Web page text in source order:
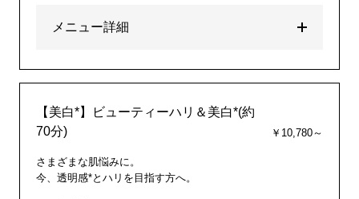
メニュー詳細
【美白*】ビューティーハリ＆美白*(約
70分)
￥10,780～
さまざまな肌悩みに。
今、透明感*とハリを目指す方へ。